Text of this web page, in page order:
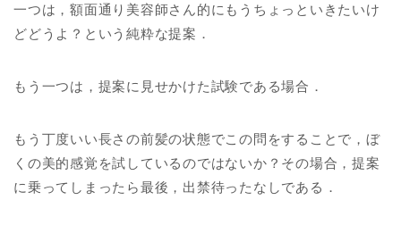
一つは，額面通り美容師さん的にもうちょっといきたいけ
どどうよ？という純粋な提案．
もう一つは，提案に見せかけた試験である場合．
もう丁度いい長さの前髪の状態でこの問をすることで，ぼ
くの美的感覚を試しているのではないか？その場合，提案
に乗ってしまったら最後，出禁待ったなしである．